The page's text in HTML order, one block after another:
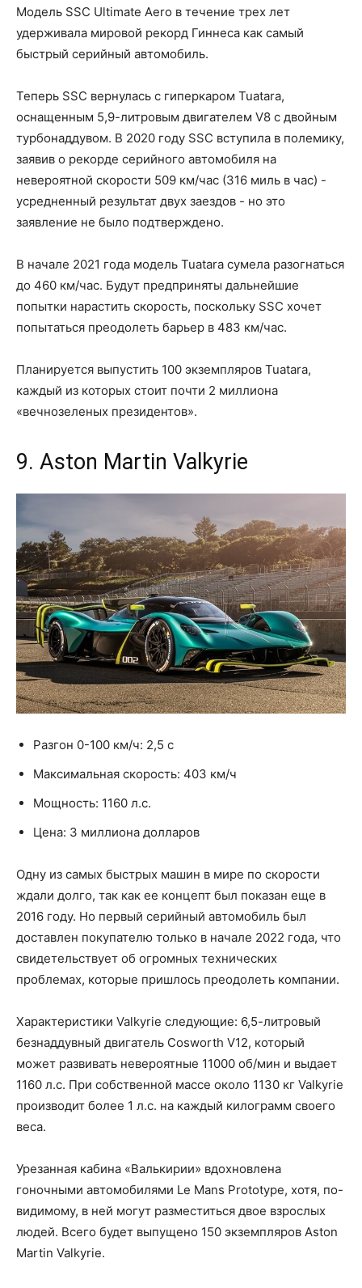
Модель SSC Ultimate Aero в течение трех лет
удерживала мировой рекорд Гиннеса как самый
быстрый серийный автомобиль.
Теперь SSC вернулась с гиперкаром Tuatara,
оснащенным 5,9-литровым двигателем V8 с двойным
турбонаддувом. В 2020 году SSC вступила в полемику,
заявив о рекорде серийного автомобиля на
невероятной скорости 509 км/час (316 миль в час) -
усредненный результат двух заездов - но это
заявление не было подтверждено.
В начале 2021 года модель Tuatara сумела разогнаться
до 460 км/час. Будут предприняты дальнейшие
попытки нарастить скорость, поскольку SSC хочет
попытаться преодолеть барьер в 483 км/час.
Планируется выпустить 100 экземпляров Tuatara,
каждый из которых стоит почти 2 миллиона
«вечнозеленых президентов».
9. Aston Martin Valkyrie
Разгон 0-100 км/ч: 2,5 с
Максимальная скорость: 403 км/ч
Мощность: 1160 л.с.
Цена: 3 миллиона долларов
Одну из самых быстрых машин в мире по скорости
ждали долго, так как ее концепт был показан еще в
2016 году. Но первый серийный автомобиль был
доставлен покупателю только в начале 2022 года, что
свидетельствует об огромных технических
проблемах, которые пришлось преодолеть компании.
Характеристики Valkyrie следующие: 6,5-литровый
безнаддувный двигатель Cosworth V12, который
может развивать невероятные 11000 об/мин и выдает
1160 л.с. При собственной массе около 1130 кг Valkyrie
производит более 1 л.с. на каждый килограмм своего
веса.
Урезанная кабина «Валькирии» вдохновлена ​​
гоночными автомобилями Le Mans Prototype, хотя, по-
видимому, в ней могут разместиться двое взрослых
людей. Всего будет выпущено 150 экземпляров Aston
Martin Valkyrie.